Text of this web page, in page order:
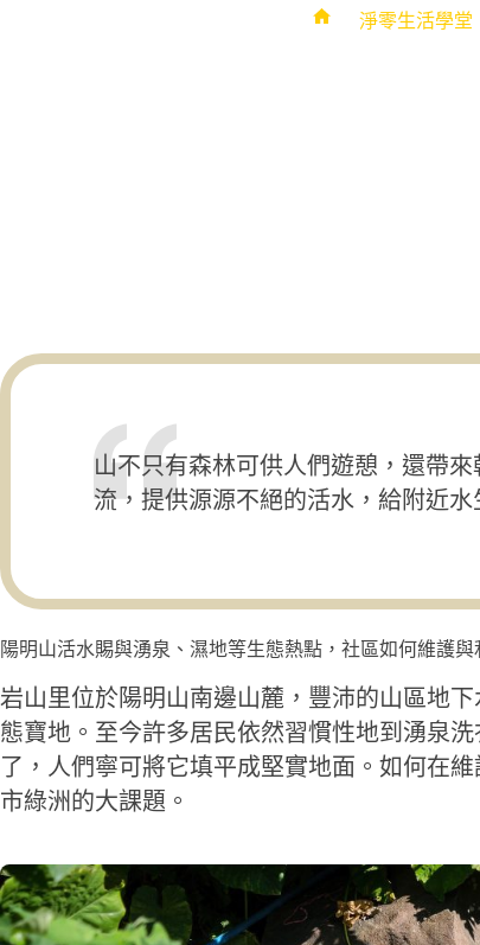
淨零生活學堂
山不只有森林可供人們遊憩，還帶
流，提供源源不絕的活水，給附近
陽明山活水賜與湧泉、濕地等生態熱點，社區如何維護與
岩山里位於陽明山南邊山麓，豐沛的山區地
態寶地。至今許多居民依然習慣性地到湧泉
了，人們寧可將它填平成堅實地面。如何在
市綠洲的大課題。